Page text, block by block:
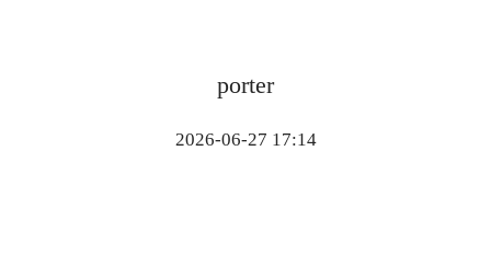
porter
2026-06-27 17:14